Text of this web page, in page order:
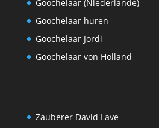
Goochelaar (Niederlande)
Goochelaar huren
Goochelaar Jordi
Goochelaar von Holland
Zauberer David Lave